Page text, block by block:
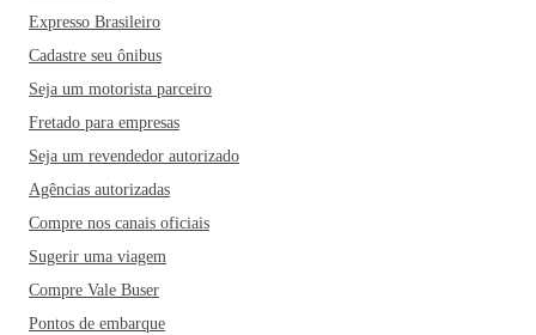
Expresso Brasileiro
Cadastre seu ônibus
Seja um motorista parceiro
Fretado para empresas
Seja um revendedor autorizado
Agências autorizadas
Compre nos canais oficiais
Sugerir uma viagem
Compre Vale Buser
Pontos de embarque